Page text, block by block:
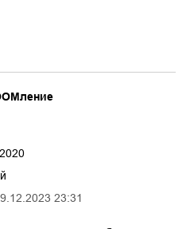
23:31
2020